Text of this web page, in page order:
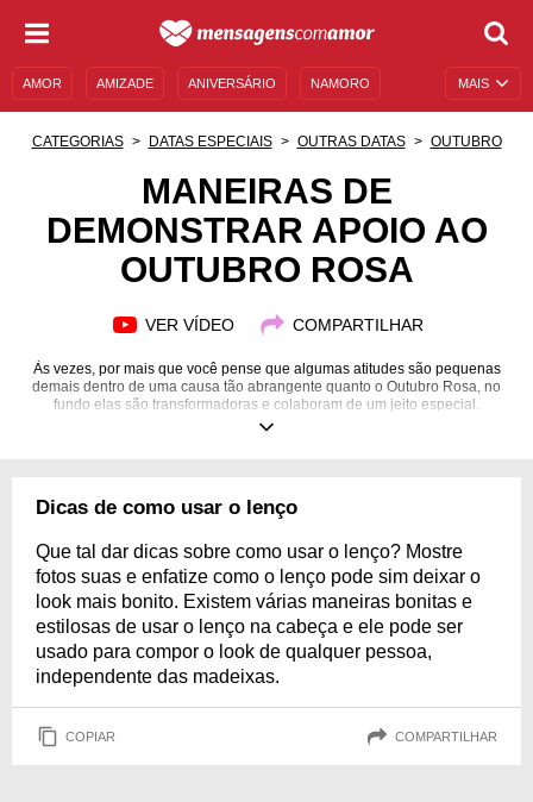
MAIS
AMOR AMIZADE ANIVERSÁRIO NAMORO
MENSAGENS E FRASES MENSAGENS DE ANIVERSÁRIO
ENTRETENIMENTO FAMOSOS BÍBLIA
CATEGORIAS DATAS ESPECIAIS OUTRAS DATAS OUTUBRO
MANEIRAS DE
DEMONSTRAR APOIO AO
OUTUBRO ROSA
VER VÍDEO COMPARTILHAR
Às vezes, por mais que você pense que algumas atitudes são pequenas
demais dentro de uma causa tão abrangente quanto o Outubro Rosa, no
fundo elas são transformadoras e colaboram de um jeito especial.
Demonstre interesse, tenha atitude e aja. Toda forma de apoio é
Dicas de como usar o lenço
Que tal dar dicas sobre como usar o lenço? Mostre
fotos suas e enfatize como o lenço pode sim deixar o
look mais bonito. Existem várias maneiras bonitas e
estilosas de usar o lenço na cabeça e ele pode ser
usado para compor o look de qualquer pessoa,
independente das madeixas.
COPIAR COMPARTILHAR